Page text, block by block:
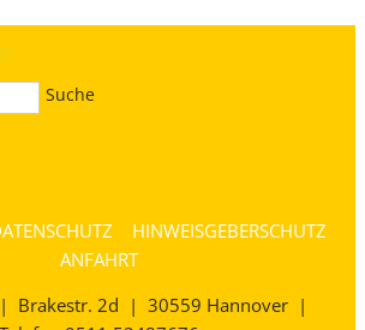
Suche
HINWEISGEBERSCHUTZ
ANFAHRT
| Brakestr. 2d | 30559 Hannover |